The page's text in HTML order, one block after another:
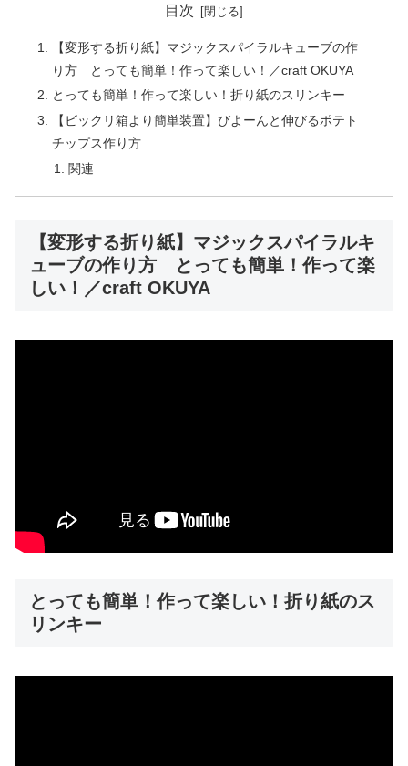
目次
【変形する折り紙】マジックスパイラルキューブの作
り方 とっても簡単！作って楽しい！／craft OKUYA
とっても簡単！作って楽しい！折り紙のスリンキー
【ビックリ箱より簡単装置】びよーんと伸びるポテト
チップス作り方
関連
【変形する折り紙】マジックスパイラルキ
ューブの作り方 とっても簡単！作って楽
しい！／craft OKUYA
とっても簡単！作って楽しい！折り紙のス
リンキー